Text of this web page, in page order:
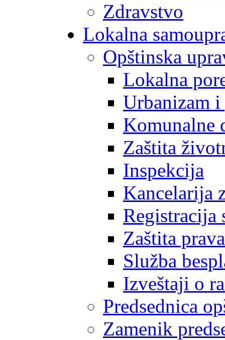
Zdravstvo
Lokalna
Opštinska
Lokalna
Urbanizam
Komunalne
Zaštita
Inspekcija
Kancelarija
Registracija
Zaštita
Služba
Izveštaji o
Predsednica
Zamenik